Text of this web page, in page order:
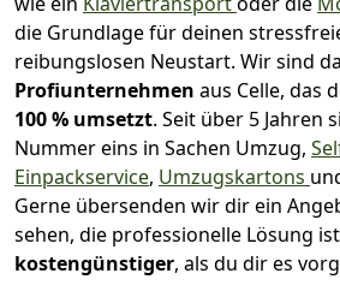
die Grundlage für deinen
reibungslosen Neustart. Wir sind
Profiunternehmen aus Celle, das
100 % umsetzt. Seit über 5 Jahren
Nummer eins in Sachen Umzug,
Einpackservice, Umzugskartons
Gerne übersenden wir dir ein
sehen, die professionelle Lösung ist
kostengünstiger, als du dir es